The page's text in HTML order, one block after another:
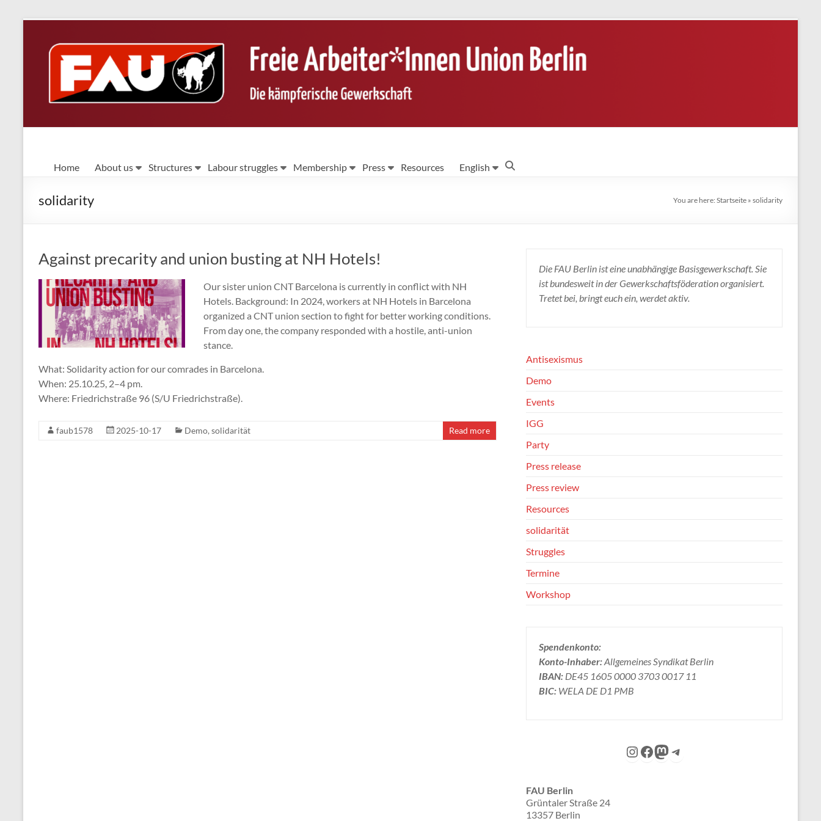
Skip
content
Berlin
Die
Home About us Structures Labour struggles Membership Press Resources English
solidarity You are here: Startseite » solidarity
Against precarity and union busting at NH Hotels!
Our sister union CNT Barcelona is currently in conflict with NH
Hotels. Background: In 2024, workers at NH Hotels in Barcelona
organized a CNT union section to fight for better working conditions.
From day one, the company responded with a hostile, anti-union
stance.
What: Solidarity action for our comrades in Barcelona.
When: 25.10.25, 2–4 pm.
Where: Friedrichstraße 96 (S/U Friedrichstraße).
faub1578 2025-10-17 Demo, solidarität Read more
Die FAU Berlin ist eine unabhängige Basisgewerkschaft. Sie
ist bundesweit in der Gewerkschaftsföderation organisiert.
Tretet bei, bringt euch ein, werdet aktiv.
Antisexismus
Demo
Events
IGG
Party
Press release
Press review
Resources
solidarität
Struggles
Termine
Workshop
Spendenkonto:
Konto-Inhaber:Allgemeines Syndikat Berlin
IBAN: DE45 1605 0000 3703 0017 11
BIC: WELA DE D1 PMB
Instagram
Facebook
Mastodon
Telegram
FAU Berlin
Grüntaler Straße 24
13357 Berlin